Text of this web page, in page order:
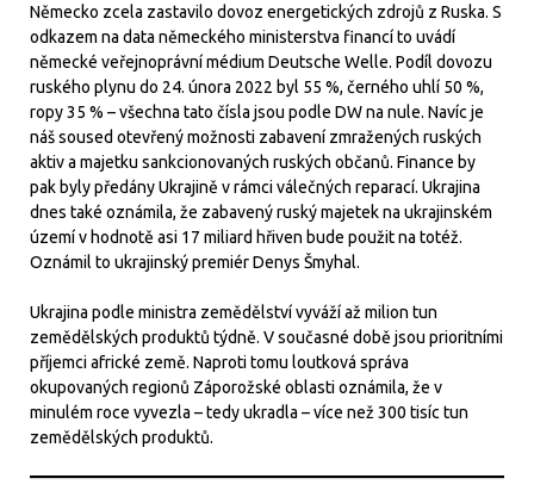
Německo zcela zastavilo dovoz energetických zdrojů z Ruska. S
odkazem na data německého ministerstva financí to uvádí
německé veřejnoprávní médium Deutsche Welle. Podíl dovozu
ruského plynu do 24. února 2022 byl 55 %, černého uhlí 50 %,
ropy 35 % – všechna tato čísla jsou podle DW na nule. Navíc je
náš soused otevřený možnosti zabavení zmražených ruských
aktiv a majetku sankcionovaných ruských občanů. Finance by
pak byly předány Ukrajině v rámci válečných reparací. Ukrajina
dnes také oznámila, že zabavený ruský majetek na ukrajinském
území v hodnotě asi 17 miliard hřiven bude použit na totéž.
Oznámil to ukrajinský premiér Denys Šmyhal.
Ukrajina podle ministra zemědělství vyváží až milion tun
zemědělských produktů týdně. V současné době jsou prioritními
příjemci africké země. Naproti tomu loutková správa
okupovaných regionů Záporožské oblasti oznámila, že v
minulém roce vyvezla – tedy ukradla – více než 300 tisíc tun
zemědělských produktů.